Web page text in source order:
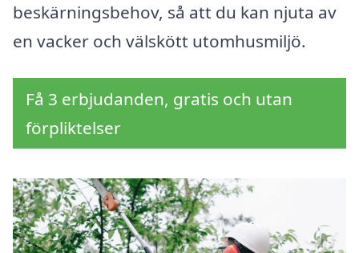
beskärningsbehov, så att du kan njuta av
en vacker och välskött utomhusmiljö.
Få 3 erbjudanden, gratis och utan
förpliktelser